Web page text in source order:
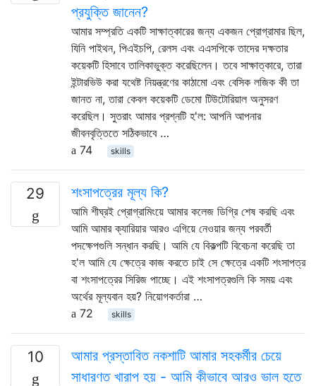
প্রযুক্তি জানেন?
আমার সম্প্রতি একটি সাক্ষাত্কারের জন্য একজন প্রোগ্রামার ছিল,
যিনি পাইথন, পিএইচপি, রেলস এবং এএসপিকে তাদের দক্ষতার
কয়েকটি হিসাবে তালিকাভুক্ত করেছিলেন। তবে সাক্ষাত্কারে, তারা
ইন্টারভিউ করা যথেষ্ট নিয়ন্ত্রণের কাঠামো এবং বেসিক লজিক কী তা
জানত না, তারা কেবল কয়েকটি ডেমো টিউটোরিয়াল অনুসরণ
করেছিল। সুতরাং আমার প্রশ্নটি হ'ল: আপনি আপনার
জীবনবৃত্তিতে সঠিকভাবে …
74
skills
29 শংসাপত্রের মূল্য কি?
আমি শীঘ্রই প্রোগ্রামিংয়ে আমার কলেজ ডিগ্রি শেষ করছি এবং
আমি আমার ক্যারিয়ার আরও এগিয়ে নেওয়ার জন্য পরবর্তী
পদক্ষেপগুলি সন্ধান করছি। আমি যে বিকল্পটি বিবেচনা করেছি তা
হ'ল আমি যে ক্ষেত্রে কাজ করতে চাই সে ক্ষেত্রে একটি শংসাপত্র
বা শংসাপত্রের সিরিজ পাচ্ছে। এই শংসাপত্রগুলি কি সময় এবং
অর্থের মূল্যবান হয়? নিয়োগকর্তারা …
72
skills
10
আমার প্রস্তাবিত নকশাটি আমার সহকর্মীর চেয়ে
সাধারণত খারাপ হয় - আমি কীভাবে আরও ভাল হতে